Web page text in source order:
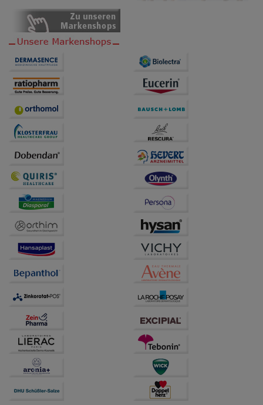
übertragen werden.